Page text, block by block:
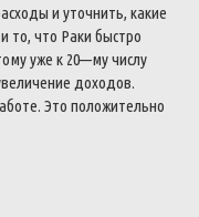
и уточнить, какие
и то, что Раки быстро
уже к 20—мучислу
доходов.
. Это положительно